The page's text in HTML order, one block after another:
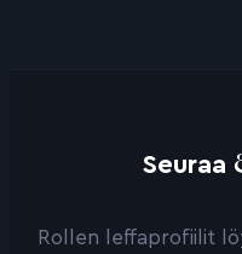
Seuraa
Rollen leffaprofiilit